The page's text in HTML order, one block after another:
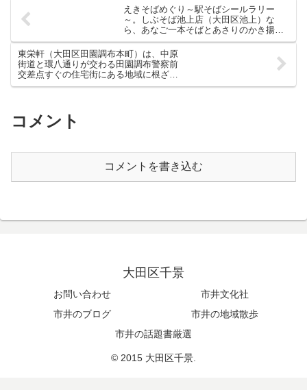
が、それぞれ並、中、大のバリエ
ーションで提供されています。
定海老塩らーめんと限定 海老味
噌らーめんをいただいてきまし
た。
えきそばめぐり～駅そばシールラリー
～。しぶそば池上店（大田区池上）な
ら、あなご一本そばとあさりのかき揚げ
そばが対象！
東栄軒（大田区田園調布本町）は、中原
街道と環八通りが交わる田園調布警察前
交差点すぐの住宅街にある地域に根ざし
た町中華
コメント
コメントを書き込む
大田区千景
お問い合わせ
市井文化社
市井のブログ
市井の地域散歩
市井の話題書厳選
© 2015 大田区千景.